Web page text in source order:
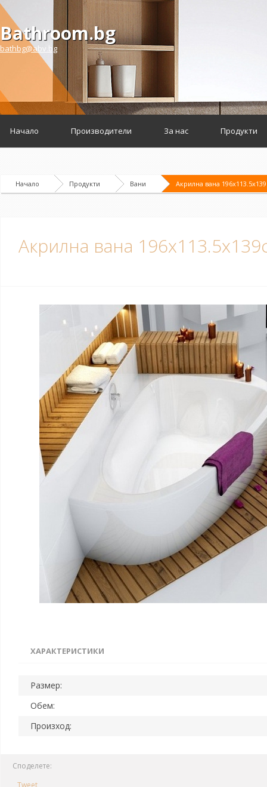
Bathroom.bg
bathbg@abv.bg
Начало Производители За нас Продукти
Начало Продукти Вани Акрилна вана
Акрилна вана
ХАРАКТЕРИСТИКИ
Размер:
Обем:
Произход:
Споделете:
Tweet